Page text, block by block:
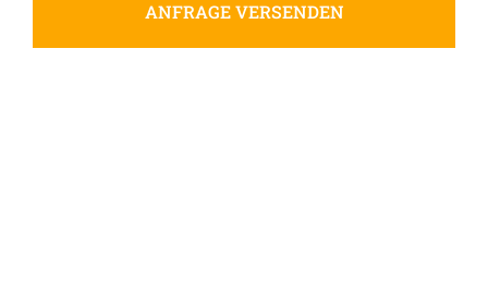
ANFRAGE VERSENDEN